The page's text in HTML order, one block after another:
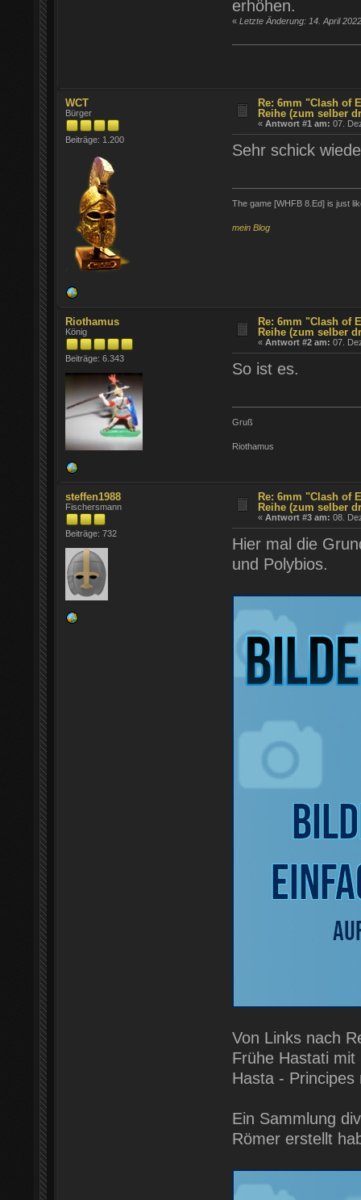
erhöhen.
« Letzte Änderung: 14. April
WCT
Bürger
Beiträge: 1.200
Re: 6mm "Clash of
Reihe (zum selber
«Antwort #1 am: 07.
Sehr schick
The game [WHFB 8.Ed] is just
mein Blog
Riothamus
König
Beiträge: 6.343
Re: 6mm "Clash of
Reihe (zum selber
«Antwort #2 am: 07.
So ist es.
Gruß
Riothamus
steffen1988
Fischersmann
Beiträge: 732
Re: 6mm "Clash of
Reihe (zum selber
«Antwort #3 am: 08.
Hier mal die
und Polybios.
Von Links nach
Frühe Hastati
Hasta - Principes
Ein Sammlung
Römer erstellt